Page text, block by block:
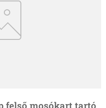
felső mosókart tartó